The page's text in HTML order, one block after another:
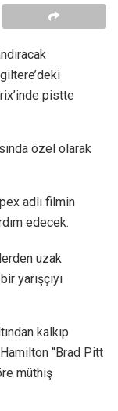
pistte
özel olarak
adlı filmin
edecek.
uzak
yarışçıyı
kalkıp
“Brad Pitt
müthiş